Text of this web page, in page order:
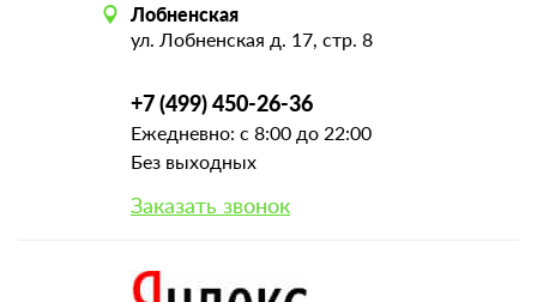
Лобненская
ул. Лобненская д. 17, стр. 8
+7 (499) 450-26-36
Ежедневно: с 8:00 до 22:00
Без выходных
Заказать звонок